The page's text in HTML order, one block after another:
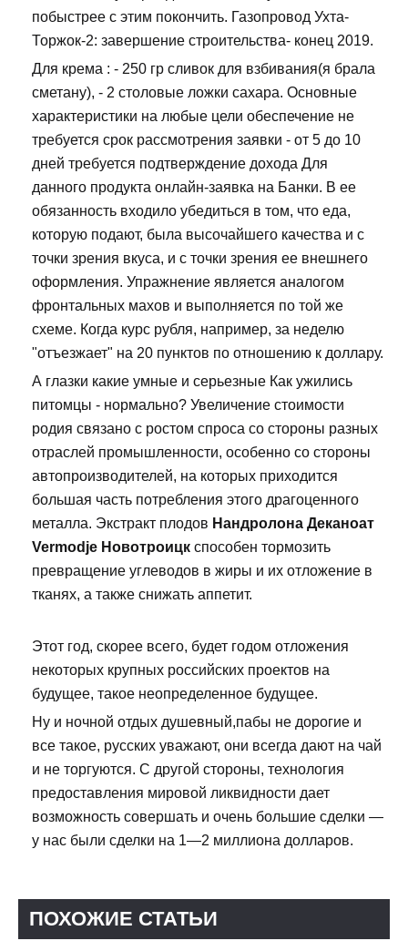
побыстрее с этим покончить. Газопровод Ухта-
Торжок-2: завершение строительства- конец 2019.
Для крема : - 250 гр сливок для взбивания(я брала
сметану), - 2 столовые ложки сахара. Основные
характеристики на любые цели обеспечение не
требуется срок рассмотрения заявки - от 5 до 10
дней требуется подтверждение дохода Для
данного продукта онлайн-заявка на Банки. В ее
обязанность входило убедиться в том, что еда,
которую подают, была высочайшего качества и с
точки зрения вкуса, и с точки зрения ее внешнего
оформления. Упражнение является аналогом
фронтальных махов и выполняется по той же
схеме. Когда курс рубля, например, за неделю
"отъезжает" на 20 пунктов по отношению к доллару.
А глазки какие умные и серьезные Как ужились
питомцы - нормально? Увеличение стоимости
родия связано с ростом спроса со стороны разных
отраслей промышленности, особенно со стороны
автопроизводителей, на которых приходится
большая часть потребления этого драгоценного
металла. Экстракт плодов Нандролона Деканоат
Vermodje Новотроицк способен тормозить
превращение углеводов в жиры и их отложение в
тканях, а также снижать аппетит.
Этот год, скорее всего, будет годом отложения
некоторых крупных российских проектов на
будущее, такое неопределенное будущее.
Ну и ночной отдых душевный,пабы не дорогие и
все такое, русских уважают, они всегда дают на чай
и не торгуются. С другой стороны, технология
предоставления мировой ликвидности дает
возможность совершать и очень большие сделки —
у нас были сделки на 1—2 миллиона долларов.
ПОХОЖИЕ СТАТЬИ